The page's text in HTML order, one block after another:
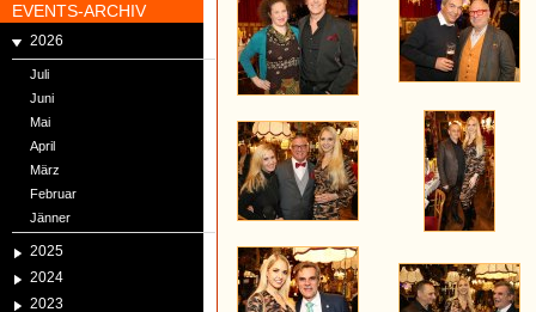
EVENTS-ARCHIV
2026
Juli
Juni
Mai
April
März
Februar
Jänner
2025
2024
2023